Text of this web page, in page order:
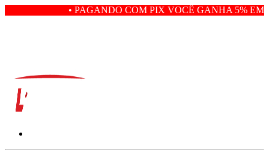
• PAGANDO COM PIX VOCÊ GANHA 5% EM